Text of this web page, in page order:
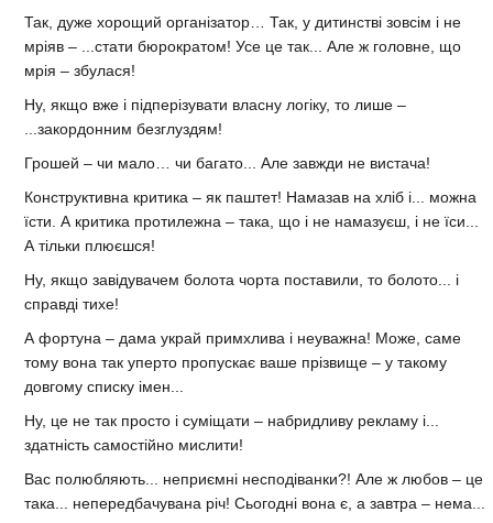
Так, дуже хорощий організатор… Так, у дитинстві зовсім і не
мріяв – ...стати бюрократом! Усе це так... Але ж головне, що
мрія – збулася!
Ну, якщо вже і підперізувати власну логіку, то лише –
...закордонним безглуздям!
Грошей – чи мало… чи багато... Але завжди не вистача!
Конструктивна критика – як паштет! Намазав на хліб і... можна
їсти. А критика протилежна – така, що і не намазуєш, і не їси...
А тільки плюєшся!
Ну, якщо завідувачем болота чорта поставили, то болото... і
справді тихе!
А фортуна – дама украй примхлива і неуважна! Може, саме
тому вона так уперто пропускає ваше прізвище – у такому
довгому списку імен...
Ну, це не так просто і суміщати – набридливу рекламу і...
здатність самостійно мислити!
Вас полюбляють... неприємні несподіванки?! Але ж любов – це
така... непередбачувана річ! Сьогодні вона є, а завтра – нема...